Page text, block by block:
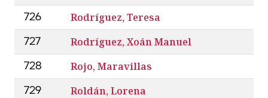
726 Rodríguez, Teresa
727 Rodríguez, Xoán Manuel
728 Rojo, Maravillas
729 Roldán, Lorena